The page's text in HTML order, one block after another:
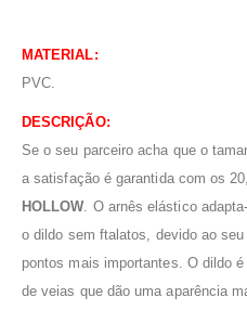
MATERIAL:
PVC.
DESCRIÇÃO:
Se o seu parceiro acha que o
a satisfação é garantida com os
HOLLOW. O arnês elástico
o dildo sem ftalatos, devido ao
pontos mais importantes. O dildo
de veias que dão uma aparência